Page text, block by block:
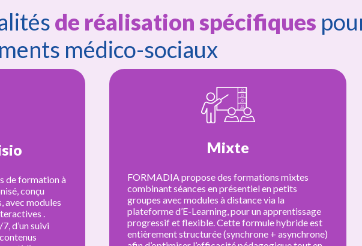
/ gestionnaire administratif
/ agent d’accueil
Psychologue
de réalisation spécifiques
médico-sociaux
Mixte
des formations mixtes
en présentiel en petits
à distance via la
pour un apprentissage
Cette formule hybride est
(synchrone + asynchrone)
FORMADIA organise des journées de
en présentiel, en petits groupes, autour de
thématiques clés comme le maintien à
la prévention de la perte d’autonomie (7 h
ou la valorisation de l’espace MAD en
Animées par des formateurs experts, ces